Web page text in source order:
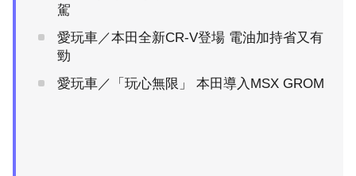
駕
愛玩車／本田全新CR-V登場 電油加持省又有
勁
愛玩車／「玩心無限」 本田導入MSX GROM